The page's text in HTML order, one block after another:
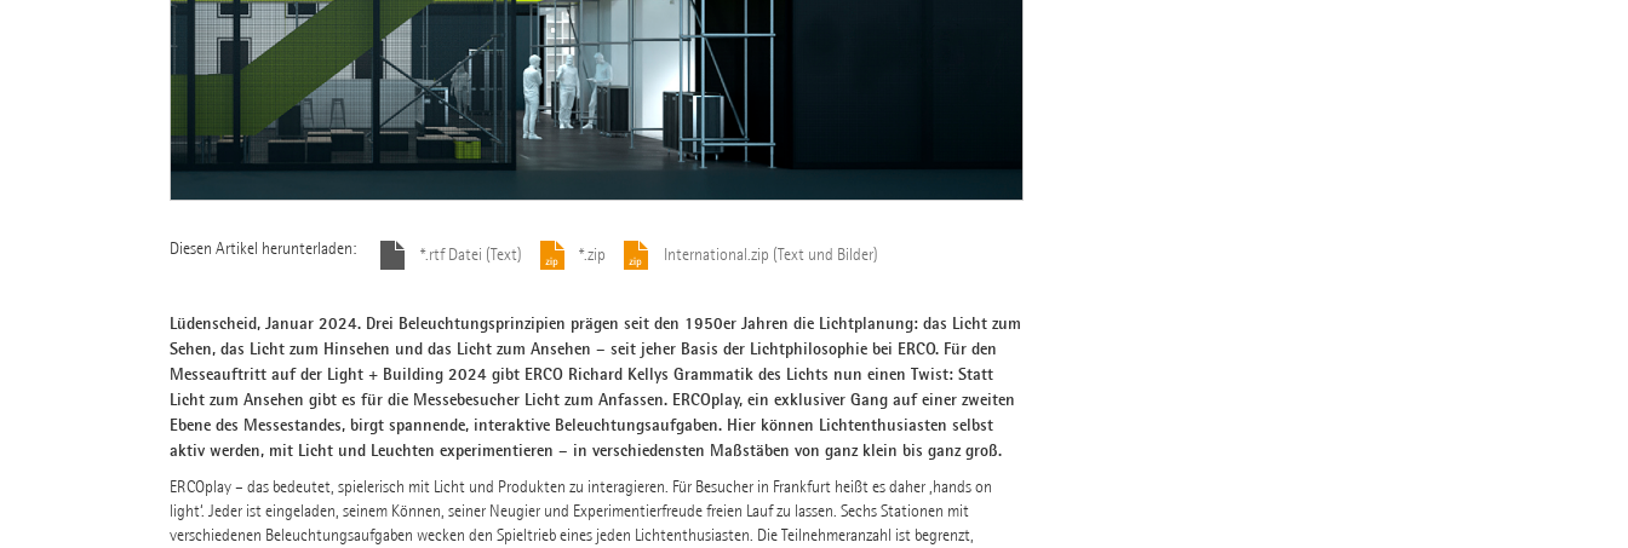
Diesen Artikel herunterladen: *.rtf Datei (Text) *.zip International.zip (Text und Bilder)
Lüdenscheid, Januar 2024. Drei Beleuchtungsprinzipien prägen seit den 1950er Jahren die Lichtplanung: das Licht zum
Sehen, das Licht zum Hinsehen und das Licht zum Ansehen – seit jeher Basis der Lichtphilosophie bei ERCO. Für den
Messeauftritt auf der Light + Building 2024 gibt ERCO Richard Kellys Grammatik des Lichts nun einen Twist: Statt
Licht zum Ansehen gibt es für die Messebesucher Licht zum Anfassen. ERCOplay, ein exklusiver Gang auf einer zweiten
Ebene des Messestandes, birgt spannende, interaktive Beleuchtungsaufgaben. Hier können Lichtenthusiasten selbst
aktiv werden, mit Licht und Leuchten experimentieren – in verschiedensten Maßstäben von ganz klein bis ganz groß.
ERCOplay – das bedeutet, spielerisch mit Licht und Produkten zu interagieren. Für Besucher in Frankfurt heißt es daher ‚hands on
light‘. Jeder ist eingeladen, seinem Können, seiner Neugier und Experimentierfreude freien Lauf zu lassen. Sechs Stationen mit
verschiedenen Beleuchtungsaufgaben wecken den Spieltrieb eines jeden Lichtenthusiasten. Die Teilnehmeranzahl ist begrenzt,